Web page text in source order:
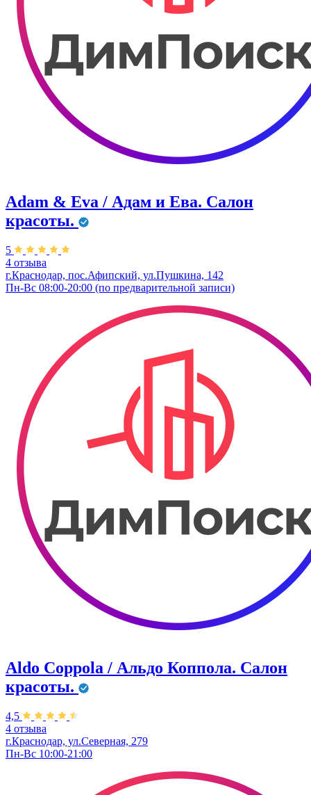
Adam & Eva / Адам и Ева. Салон
красоты.
5
4 отзыва
г.Краснодар, пос.Афипский, ул.Пушкина, 142
Пн-Вс 08:00-20:00 (по предварительной записи)
Aldo Coppola / Альдо Коппола. Салон
красоты.
4,5
4 отзыва
г.Краснодар, ул.Северная, 279
Пн-Вс 10:00-21:00